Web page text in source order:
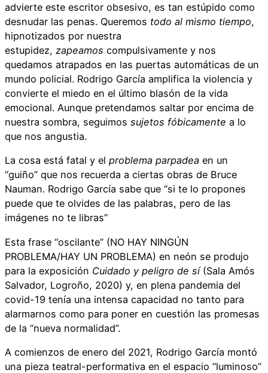
advierte este escritor obsesivo, es tan estúpido como
desnudar las penas. Queremos todo al mismo tiempo,
hipnotizados por nuestra
estupidez, zapeamos compulsivamente y nos
quedamos atrapados en las puertas automáticas de un
mundo policial. Rodrigo García amplifica la violencia y
convierte el miedo en el último blasón de la vida
emocional. Aunque pretendamos saltar por encima de
nuestra sombra, seguimos sujetos fóbicamente a lo
que nos angustia.
La cosa está fatal y el problema parpadea en un
“guiño” que nos recuerda a ciertas obras de Bruce
Nauman. Rodrigo García sabe que “si te lo propones
puede que te olvides de las palabras, pero de las
imágenes no te libras”
Esta frase “oscilante” (NO HAY NINGÚN
PROBLEMA/HAY UN PROBLEMA) en neón se produjo
para la exposición Cuidado y peligro de sí(Sala Amós
Salvador, Logroño, 2020) y, en plena pandemia del
covid-19 tenía una intensa capacidad no tanto para
alarmarnos como para poner en cuestión las promesas
de la “nueva normalidad”.
A comienzos de enero del 2021, Rodrigo García montó
una pieza teatral-performativa en el espacio “luminoso”